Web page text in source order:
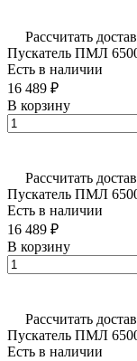
Рассчитать
Пускатель ПМЛ
Есть в наличии
16 489 ₽
В корзину
Рассчитать
Пускатель ПМЛ
Есть в наличии
16 489 ₽
В корзину
Рассчитать
Пускатель ПМЛ
Есть в наличии